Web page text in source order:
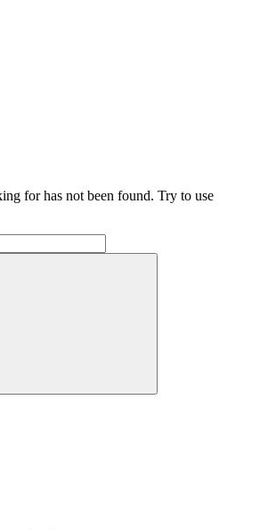
for has not been found. Try to use